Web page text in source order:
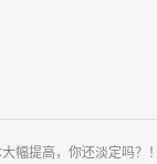
幅提高，你还淡定吗？